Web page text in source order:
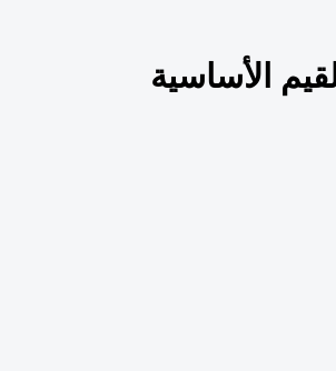
الأساسية